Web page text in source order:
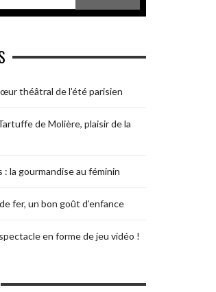
théâtral de l’été parisien
de Molière, plaisir de la
: la gourmandise au féminin
fer, un bon goût d’enfance
en forme de jeu vidéo !